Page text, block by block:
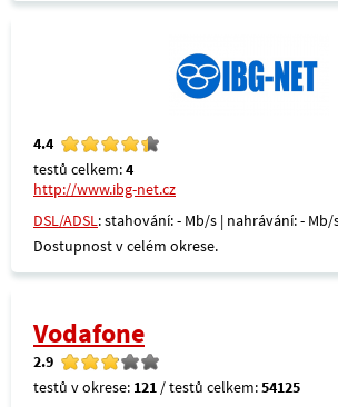
4.4
testů celkem:4
http://www.ibg-net.cz
DSL/ADSL: stahování: - Mb/s | nahrávání: - Mb/
Dostupnost v celém okrese.
Vodafone
2.9
testů v okrese: 121 / testů celkem:54125